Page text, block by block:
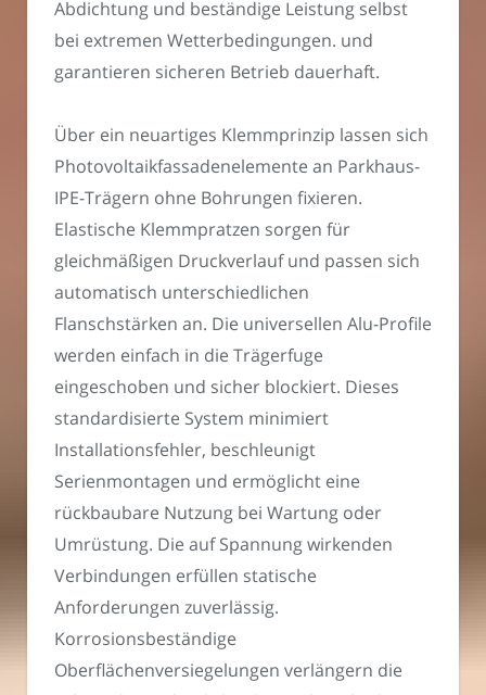
Abdichtung und beständige Leistung selbst
bei extremen Wetterbedingungen. und
garantieren sicheren Betrieb dauerhaft.
Über ein neuartiges Klemmprinzip lassen sich
Photovoltaikfassadenelemente an Parkhaus-
IPE-Trägern ohne Bohrungen fixieren.
Elastische Klemmpratzen sorgen für
gleichmäßigen Druckverlauf und passen sich
automatisch unterschiedlichen
Flanschstärken an. Die universellen Alu-Profile
werden einfach in die Trägerfuge
eingeschoben und sicher blockiert. Dieses
standardisierte System minimiert
Installationsfehler, beschleunigt
Serienmontagen und ermöglicht eine
rückbaubare Nutzung bei Wartung oder
Umrüstung. Die auf Spannung wirkenden
Verbindungen erfüllen statische
Anforderungen zuverlässig.
Korrosionsbeständige
Oberflächenversiegelungen verlängern die